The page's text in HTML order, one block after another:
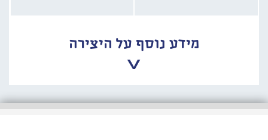
מידע נוסף על היצירה